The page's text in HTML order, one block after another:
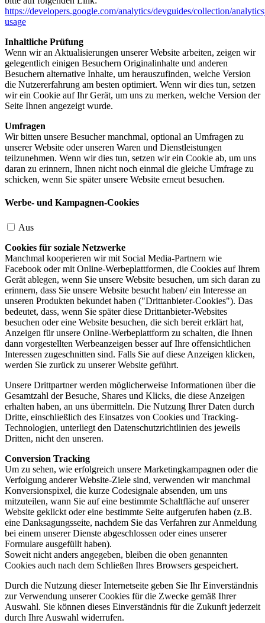
https://developers.google.com/analytics/devguides/collection/
usage
Inhaltliche Prüfung
Wenn wir an Aktualisierungen unserer Website arbeiten, zeigen wir
gelegentlich einigen Besuchern Originalinhalte und anderen
Besuchern alternative Inhalte, um herauszufinden, welche Version
die Nutzererfahrung am besten optimiert. Wenn wir dies tun, setzen
wir ein Cookie auf Ihr Gerät, um uns zu merken, welche Version der
Seite Ihnen angezeigt wurde.
Umfragen
Wir bitten unsere Besucher manchmal, optional an Umfragen zu
unserer Website oder unseren Waren und Dienstleistungen
teilzunehmen. Wenn wir dies tun, setzen wir ein Cookie ab, um uns
daran zu erinnern, Ihnen nicht noch einmal die gleiche Umfrage zu
schicken, wenn Sie später unsere Website erneut besuchen.
Werbe- und Kampagnen-Cookies
Aus
Cookies für soziale Netzwerke
Manchmal kooperieren wir mit Social Media-Partnern wie
Facebook oder mit Online-Werbeplattformen, die Cookies auf Ihrem
Gerät ablegen, wenn Sie unsere Website besuchen, um sich daran zu
erinnern, dass Sie unsere Website besucht haben/ ein Interesse an
unseren Produkten bekundet haben ("Drittanbieter-Cookies"). Das
bedeutet, dass, wenn Sie später diese Drittanbieter-Websites
besuchen oder eine Website besuchen, die sich bereit erklärt hat,
Anzeigen für unsere Online-Werbeplattform zu schalten, die Ihnen
dann vorgestellten Werbeanzeigen besser auf Ihre offensichtlichen
Interessen zugeschnitten sind. Falls Sie auf diese Anzeigen klicken,
werden Sie zurück zu unserer Website geführt.
Unsere Drittpartner werden möglicherweise Informationen über die
Gesamtzahl der Besuche, Shares und Klicks, die diese Anzeigen
erhalten haben, an uns übermitteln. Die Nutzung Ihrer Daten durch
Dritte, einschließlich des Einsatzes von Cookies und Tracking-
Technologien, unterliegt den Datenschutzrichtlinien des jeweils
Dritten, nicht den unseren.
Conversion Tracking
Um zu sehen, wie erfolgreich unsere Marketingkampagnen oder die
Verfolgung anderer Website-Ziele sind, verwenden wir manchmal
Konversionspixel, die kurze Codesignale absenden, um uns
mitzuteilen, wann Sie auf eine bestimmte Schaltfläche auf unserer
Website geklickt oder eine bestimmte Seite aufgerufen haben (z.B.
eine Danksagungsseite, nachdem Sie das Verfahren zur Anmeldung
bei einem unserer Dienste abgeschlossen oder eines unserer
Formulare ausgefüllt haben).
Soweit nicht anders angegeben, bleiben die oben genannten
Cookies auch nach dem Schließen Ihres Browsers gespeichert.
Durch die Nutzung dieser Internetseite geben Sie Ihr Einverständnis
zur Verwendung unserer Cookies für die Zwecke gemäß Ihrer
Auswahl. Sie können dieses Einverständnis für die Zukunft jederzeit
durch Ihre Auswahl widerrufen.